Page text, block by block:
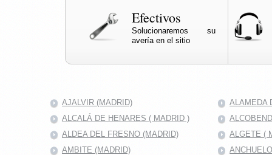
Efectivos
Solucionaremos su
avería en el sitio
AJALVIR (MADRID)
ALAMEDA
ALCALÁ DE HENARES ( MADRID )
ALDEA DEL FRESNO (MADRID)
ALGETE (
AMBITE (MADRID)